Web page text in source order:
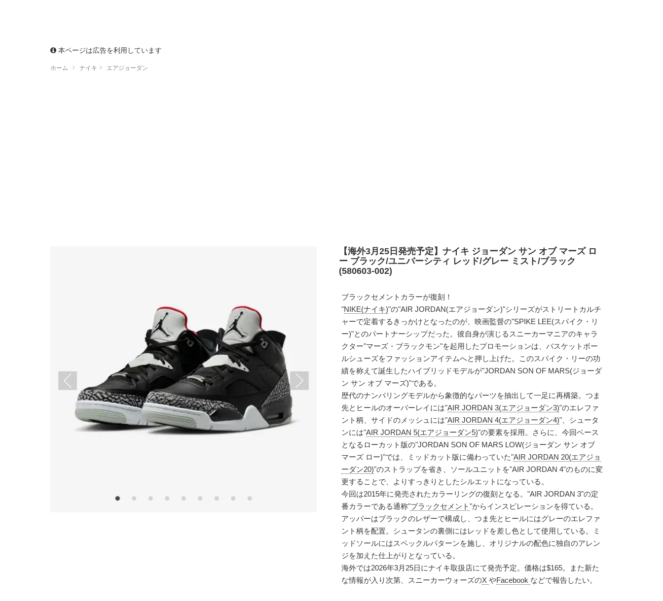
本ページは広告を利用しています
ホーム ナイキ エアジョーダン
【海外3月25日発売予定】ナイキ ジョーダン サン オブ マーズ ロ
ー ブラック/ユニバーシティ レッド/グレー ミスト/ブラック
(580603-002)
ブラックセメントカラーが復刻！
"NIKE(ナイキ)"の"AIR JORDAN(エアジョーダン)"シリーズがストリートカルチ
ャーで定着するきっかけとなったのが、映画監督の"SPIKE LEE(スパイク・リ
ー)"とのパートナーシップだった。彼自身が演じるスニーカーマニアのキャラ
クター"マーズ・ブラックモン"を起用したプロモーションは、バスケットボー
ルシューズをファッションアイテムへと押し上げた。このスパイク・リーの功
績を称えて誕生したハイブリッドモデルが"JORDAN SON OF MARS(ジョーダ
ン サン オブ マーズ)"である。
歴代のナンバリングモデルから象徴的なパーツを抽出して一足に再構築。つま
先とヒールのオーバーレイには"AIR JORDAN 3(エアジョーダン3)"のエレファ
ント柄、サイドのメッシュには"AIR JORDAN 4(エアジョーダン4)"、シュータ
ンには"AIR JORDAN 5(エアジョーダン5)"の要素を採用。さらに、今回ベース
となるローカット版の"JORDAN SON OF MARS LOW(ジョーダン サン オブ
マーズ ロー)"では、ミッドカット版に備わっていた"AIR JORDAN 20(エアジョ
ーダン20)"のストラップを省き、ソールユニットを"AIR JORDAN 4"のものに変
更することで、よりすっきりとしたシルエットになっている。
今回は2015年に発売されたカラーリングの復刻となる。"AIR JORDAN 3"の定
番カラーである通称"ブラックセメント"からインスピレーションを得ている。
アッパーはブラックのレザーで構成し、つま先とヒールにはグレーのエレファ
ント柄を配置。シュータンの裏側にはレッドを差し色として使用している。ミ
ッドソールにはスペックルパターンを施し、オリジナルの配色に独自のアレン
ジを加えた仕上がりとなっている。
海外では2026年3月25日にナイキ取扱店にて発売予定。価格は$165。また新た
な情報が入り次第、スニーカーウォーズのX やFacebook などで報告したい。